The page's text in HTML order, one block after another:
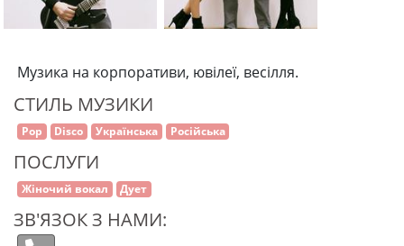
Музика на корпоративи, ювілеї, весілля.
СТИЛЬ МУЗИКИ
Pop Disco Українська Російська
ПОСЛУГИ
Жіночий вокал Дует
ЗВ'ЯЗОК З НАМИ: